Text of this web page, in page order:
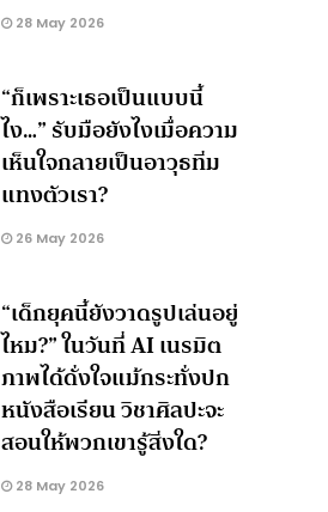
28 May 2026
“ก็เพราะเธอเป็นแบบนี้
ไง…” รับมือยังไงเมื่อความ
เห็นใจกลายเป็นอาวุธทิ่ม
แทงตัวเรา?
26 May 2026
“เด็กยุคนี้ยังวาดรูปเล่นอยู่
ไหม?” ในวันที่ AI เนรมิต
ภาพได้ดั่งใจแม้กระทั่งปก
หนังสือเรียน วิชาศิลปะจะ
สอนให้พวกเขารู้สิ่งใด?
28 May 2026